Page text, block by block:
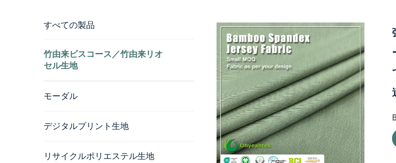
すべての製品
竹由来ビスコース／竹由来リオ
セル生地
モーダル
デジタルプリント生地
リサイクルポリエステル生地